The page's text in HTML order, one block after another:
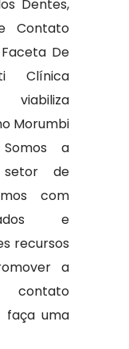
Dentes,
Contato
De
Clínica
viabiliza
Morumbi
a
de
com
e
recursos
a
contato
faça uma